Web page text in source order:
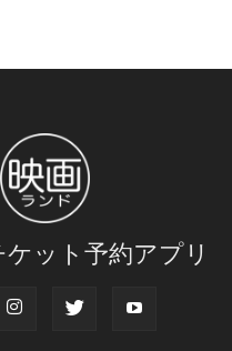
ット予約アプリ